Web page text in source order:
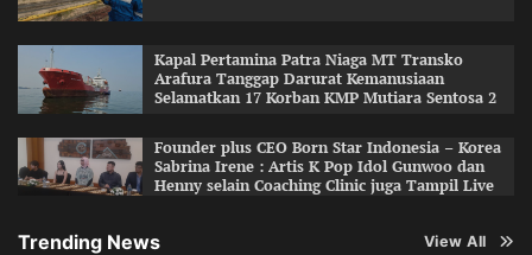
Kapal Pertamina Patra Niaga MT Transko
Arafura Tanggap Darurat Kemanusiaan
Selamatkan 17 Korban KMP Mutiara Sentosa 2
Founder plus CEO Born Star Indonesia – Korea
Sabrina Irene : Artis K Pop Idol Gunwoo dan
Henny selain Coaching Clinic juga Tampil Live
Trending News View All